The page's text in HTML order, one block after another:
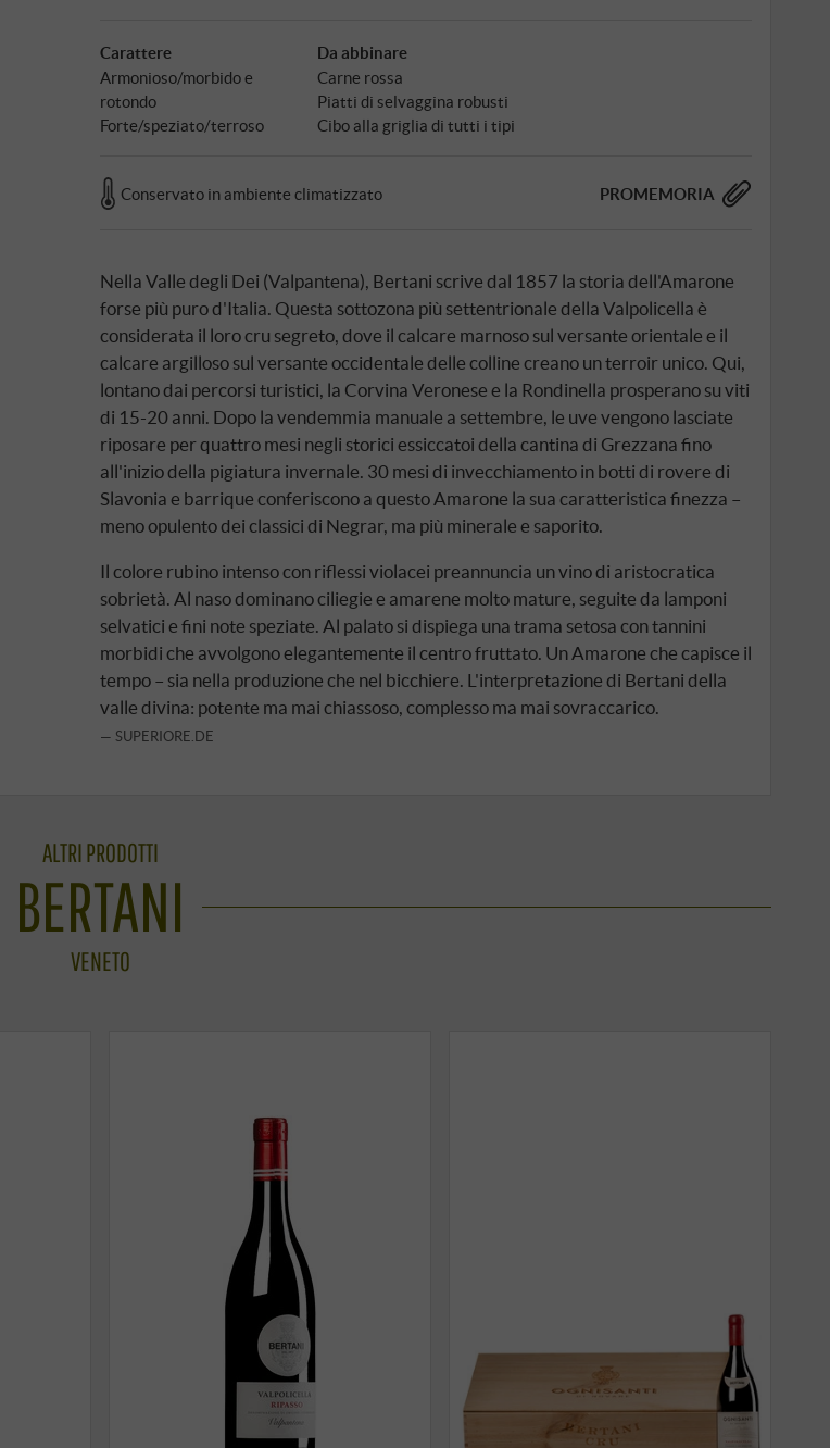
Carattere
Armonioso/morbido e
rotondo
Forte/speziato/terroso
Da abbinare
Carne rossa
Piatti di selvaggina robusti
Cibo alla griglia di tutti i tipi
Conservato in ambiente climatizzato PROMEMORIA
Nella Valle degli Dei (Valpantena), Bertani scrive dal 1857 la storia dell'Amarone
forse più puro d'Italia. Questa sottozona più settentrionale della Valpolicella è
considerata il loro cru segreto, dove il calcare marnoso sul versante orientale e il
calcare argilloso sul versante occidentale delle colline creano un terroir unico. Qui,
lontano dai percorsi turistici, la Corvina Veronese e la Rondinella prosperano su viti
di 15-20 anni. Dopo la vendemmia manuale a settembre, le uve vengono lasciate
riposare per quattro mesi negli storici essiccatoi della cantina di Grezzana fino
all'inizio della pigiatura invernale. 30 mesi di invecchiamento in botti di rovere di
Slavonia e barrique conferiscono a questo Amarone la sua caratteristica finezza –
meno opulento dei classici di Negrar, ma più minerale e saporito.
Il colore rubino intenso con riflessi violacei preannuncia un vino di aristocratica
sobrietà. Al naso dominano ciliegie e amarene molto mature, seguite da lamponi
selvatici e fini note speziate. Al palato si dispiega una trama setosa con tannini
morbidi che avvolgono elegantemente il centro fruttato. Un Amarone che capisce il
tempo – sia nella produzione che nel bicchiere. L'interpretazione di Bertani della
valle divina: potente ma mai chiassoso, complesso ma mai sovraccarico.
SUPERIORE.DE
ALTRI PRODOTTI
BERTANI
VENETO